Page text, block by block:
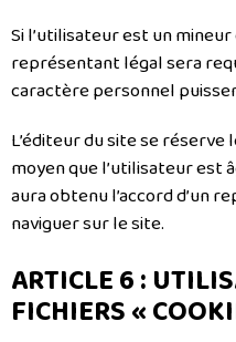
Si l’utilisateur est un mineur
représentant légal sera
caractère personnel
L’éditeur du site se
moyen que l’utilisateur est
aura obtenu l’accord d’un
naviguer sur le site.
ARTICLE 6 :
FICHIERS «